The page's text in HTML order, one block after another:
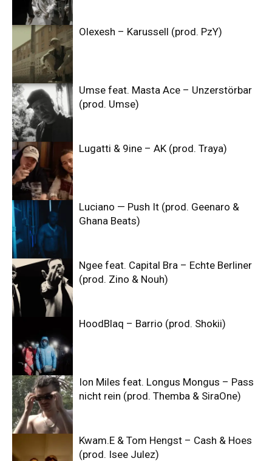
Olexesh – Karussell (prod. PzY)
Umse feat. Masta Ace – Unzerstörbar
(prod. Umse)
Lugatti & 9ine – AK (prod. Traya)
Luciano — Push It (prod. Geenaro &
Ghana Beats)
Ngee feat. Capital Bra – Echte Berliner
(prod. Zino & Nouh)
HoodBlaq – Barrio (prod. Shokii)
Ion Miles feat. Longus Mongus – Pass
nicht rein (prod. Themba & SiraOne)
Kwam.E & Tom Hengst – Cash & Hoes
(prod. Isee Julez)